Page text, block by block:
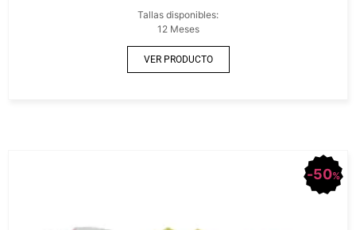
Tallas disponibles:
12 Meses
VER PRODUCTO
50%